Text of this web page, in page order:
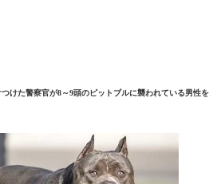
けた警察官が8～9頭のピットブルに襲われている男性を